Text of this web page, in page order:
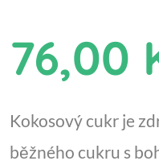
76,00
Kokosový cukr je
běžného cukru s